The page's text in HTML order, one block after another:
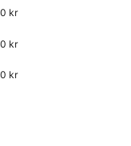
0 kr
0 kr
0 kr